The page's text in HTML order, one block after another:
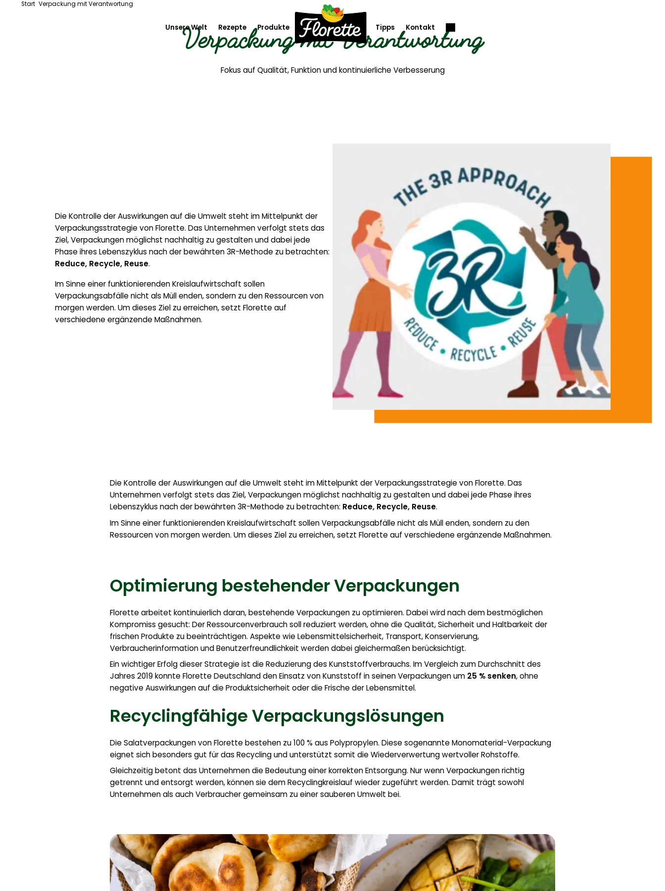
Unsere Welt Rezepte Produkte Tipps Kontakt
Start Verpackung mit Verantwortung
Verpackung mit Verantwortung
Fokus auf Qualität, Funktion und kontinuierliche Verbesserung
Die Kontrolle der Auswirkungen auf die Umwelt steht im Mittelpunkt der
Verpackungsstrategie von Florette. Das Unternehmen verfolgt stets das
Ziel, Verpackungen möglichst nachhaltig zu gestalten und dabei jede
Phase ihres Lebenszyklus nach der bewährten 3R-Methode zu betrachten:
Reduce, Recycle, Reuse.
Im Sinne einer funktionierenden Kreislaufwirtschaft sollen
Verpackungsabfälle nicht als Müll enden, sondern zu den Ressourcen von
morgen werden. Um dieses Ziel zu erreichen, setzt Florette auf
verschiedene ergänzende Maßnahmen.
Die Kontrolle der Auswirkungen auf die Umwelt steht im Mittelpunkt der Verpackungsstrategie von Florette. Das
Unternehmen verfolgt stets das Ziel, Verpackungen möglichst nachhaltig zu gestalten und dabei jede Phase ihres
Lebenszyklus nach der bewährten 3R-Methode zu betrachten: Reduce, Recycle, Reuse.
Im Sinne einer funktionierenden Kreislaufwirtschaft sollen Verpackungsabfälle nicht als Müll enden, sondern zu den
Ressourcen von morgen werden. Um dieses Ziel zu erreichen, setzt Florette auf verschiedene ergänzende Maßnahmen.
Optimierung bestehender Verpackungen
Florette arbeitet kontinuierlich daran, bestehende Verpackungen zu optimieren. Dabei wird nach dem bestmöglichen
Kompromiss gesucht: Der Ressourcenverbrauch soll reduziert werden, ohne die Qualität, Sicherheit und Haltbarkeit der
frischen Produkte zu beeinträchtigen. Aspekte wie Lebensmittelsicherheit, Transport, Konservierung,
Verbraucherinformation und Benutzerfreundlichkeit werden dabei gleichermaßen berücksichtigt.
Ein wichtiger Erfolg dieser Strategie ist die Reduzierung des Kunststoffverbrauchs. Im Vergleich zum Durchschnitt des
Jahres 2019 konnte Florette Deutschland den Einsatz von Kunststoff in seinen Verpackungen um 25 % senken, ohne
negative Auswirkungen auf die Produktsicherheit oder die Frische der Lebensmittel.
Recyclingfähige Verpackungslösungen
Die Salatverpackungen von Florette bestehen zu 100 % aus Polypropylen. Diese sogenannte Monomaterial-Verpackung
eignet sich besonders gut für das Recycling und unterstützt somit die Wiederverwertung wertvoller Rohstoffe.
Gleichzeitig betont das Unternehmen die Bedeutung einer korrekten Entsorgung. Nur wenn Verpackungen richtig
getrennt und entsorgt werden, können sie dem Recyclingkreislauf wieder zugeführt werden. Damit trägt sowohl
Unternehmen als auch Verbraucher gemeinsam zu einer sauberen Umwelt bei.